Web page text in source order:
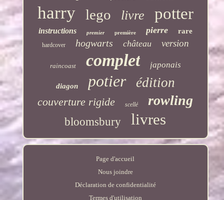
harry lego livre potter
instructions premier première pierre rare
hardcover hogwarts château version
raincoast complet japonais
diagon potier édition
couverture rigide scellé rowling
bloomsbury livres
Page d'accueil
Nous joindre
Déclaration de confidentialité
Termes d'utilisation